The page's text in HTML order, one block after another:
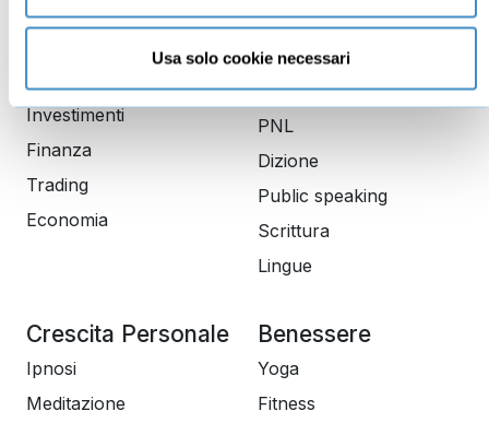
Usa solo cookie necessari
finanziaria
Investimenti
Finanza
Trading
Economia
Comunicazione
Copywriting
PNL
Dizione
Public speaking
Scrittura
Lingue
Crescita Personale
Ipnosi
Meditazione
Benessere
Yoga
Fitness